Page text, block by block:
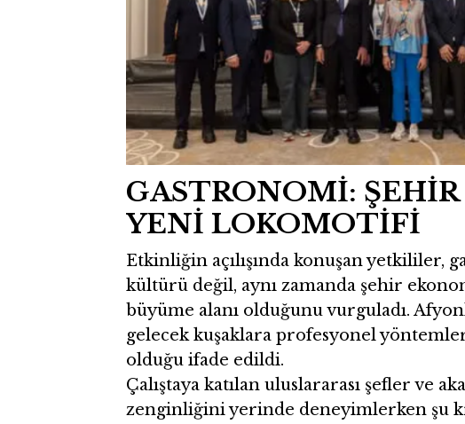
GASTRONOMİ:
YENİ LOKOMOTİFİ
Etkinliğin açılışında konuşan yetkililer,
kültürü değil, aynı zamanda şehir
büyüme alanı olduğunu vurguladı.
gelecek kuşaklara profesyonel
olduğu ifade edildi.
Çalıştaya katılan uluslararası şefler ve
zenginliğini yerinde deneyimlerken şu